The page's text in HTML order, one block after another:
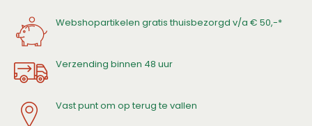
Webshopartikelen gratis thuisbezorgd v/a € 50,-*
Verzending binnen 48 uur
Vast punt om op terug te vallen